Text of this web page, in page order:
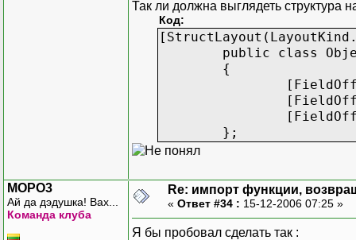
Так ли должна выглядеть структура
Код:
public class
{
};
MOPO3
Ай да дэдушка! Вах...
Команда клуба
Re: импорт функции,
« Ответ #34 : 15-12-2006 07:25 »
Я бы пробовал сделать так :